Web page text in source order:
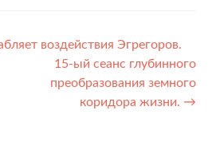
воздействия Эгрегоров.
15-ый сеанс глубинного
преобразования земного
коридора жизни. →